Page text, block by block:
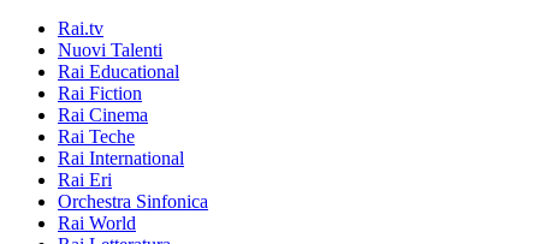
Rai.tv
Nuovi Talenti
Rai Educational
Rai Fiction
Rai Cinema
Rai Teche
Rai International
Rai Eri
Orchestra Sinfonica
Rai World